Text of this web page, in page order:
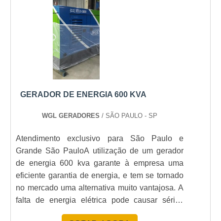
fresagem. Através da fresadora de pisos é
possível aplicar o p.
GERADOR DE ENERGIA 600 KVA
WGL GERADORES / SÃO PAULO - SP
Atendimento exclusivo para São Paulo e
Grande São PauloA utilização de um gerador
de energia 600 kva garante à empresa uma
eficiente garantia de energia, e tem se tornado
no mercado uma alternativa muito vantajosa. A
falta de energia elétrica pode causar sérios
prejuízos para a produção de produtos e